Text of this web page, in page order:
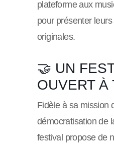
plateforme aux
pour présenter
originales.
🤝 UN
OUVERT À
Fidèle à sa mission
démocratisation de
festival propose de